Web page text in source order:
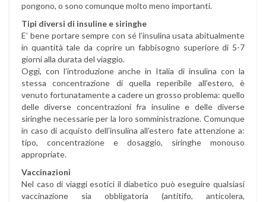
pongono, o sono comunque molto meno importanti.
Tipi diversi di insuline e siringhe
E’ bene portare sempre con sé l’insulina usata abitualmente
in quantità tale da coprire un fabbisogno superiore di 5-7
giorni alla durata del viaggio.
Oggi, con l’introduzione anche in Italia di insulina con la
stessa concentrazione di quella reperibile all’estero, è
venuto fortunatamente a cadere un grosso problema: quello
delle diverse concentrazioni fra insuline e delle diverse
siringhe necessarie per la loro somministrazione. Comunque
in caso di acquisto dell’insulina all’estero fate attenzione a:
tipo, concentrazione e dosaggio, siringhe monouso
appropriate.
Vaccinazioni
Nel caso di viaggi esotici il diabetico può eseguire qualsiasi
vaccinazione sia obbligatoria (antitifo, anticolera,